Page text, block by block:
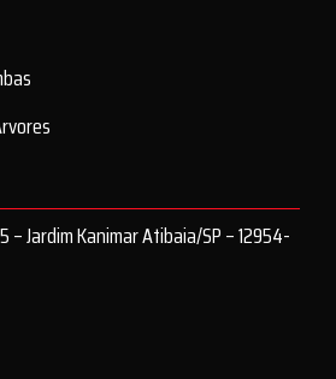
– Jardim Kanimar Atibaia/SP – 12954-